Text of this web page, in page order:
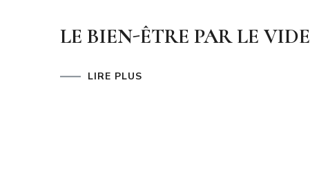
LE BIEN-ÊTRE PAR LE VIDE
LIRE PLUS